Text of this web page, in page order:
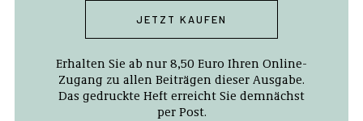
JETZT KAUFEN
Erhalten Sie ab nur 8,50 Euro Ihren Online-
Zugang zu allen Beiträgen dieser Ausgabe.
Das gedruckte Heft erreicht Sie demnächst
per Post.